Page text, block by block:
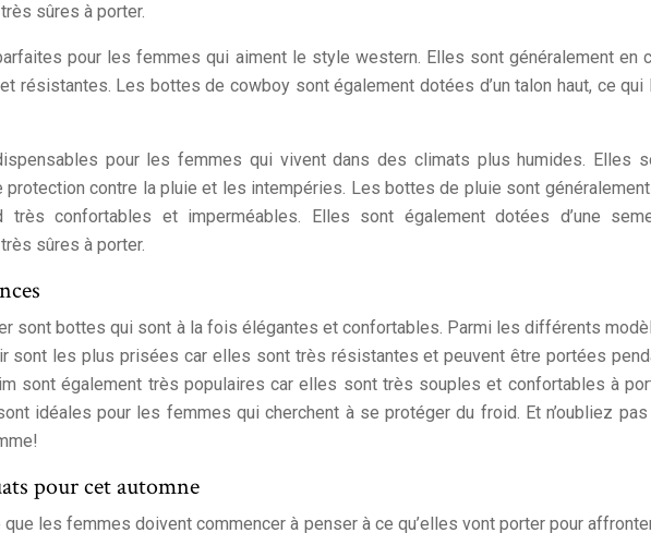
sûres à porter.
pour les femmes qui aiment le style western. Elles sont généralement en
résistantes. Les bottes de cowboy sont également dotées d’un talon haut, ce qui
pour les femmes qui vivent dans des climats plus humides. Elles
protection contre la pluie et les intempéries. Les bottes de pluie sont
très confortables et imperméables. Elles sont également dotées d’une
sûres à porter.
sont bottes qui sont à la fois élégantes et confortables. Parmi les différents
sont les plus prisées car elles sont très résistantes et peuvent être portées
sont également très populaires car elles sont très souples et confortables à
idéales pour les femmes qui cherchent à se protéger du froid. Et n’oubliez pas
pour cet automne
que les femmes doivent commencer à penser à ce qu’elles vont porter pour